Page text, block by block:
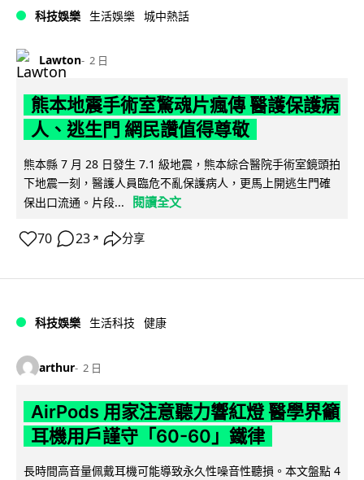
科技娛樂 生活娛樂 城中熱話
Lawton 2 日
熊本地震手術室驚魂片瘋傳 醫護保護病
人、逃生門 網民讚值得尊敬
熊本縣 7 月 28 日發生 7.1 級地震，熊本綜合醫院手術室鏡頭拍
下地震一刻，醫護人員臨危不亂保護病人，更馬上開逃生門確
保出口流通。片段...
閱讀全文
70 23 ↗ 分享
科技娛樂 生活科技 健康
arthur 2 日
AirPods 用家注意聽力響紅燈 醫學界籲
耳機用戶謹守「60-60」鐵律
長時間高音量佩戴耳機可能導致永久性噪音性聽損。本文盤點 4